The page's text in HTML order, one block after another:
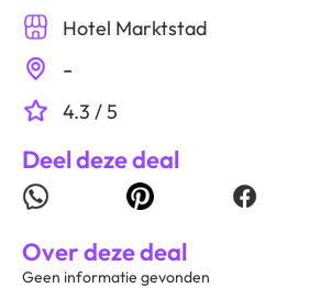
Hotel Marktstad
-
4.3 / 5
Deel deze deal
Over deze deal
Geen informatie gevonden